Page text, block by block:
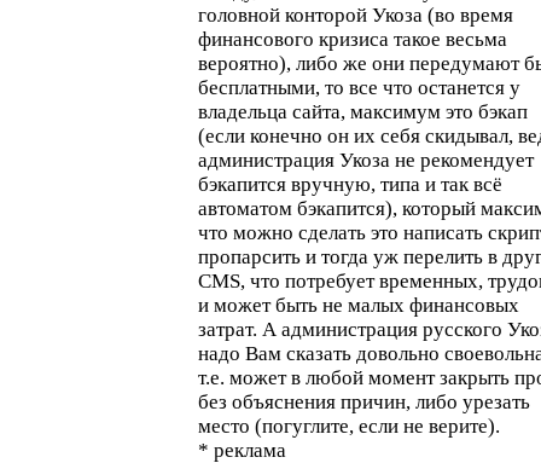
головной конторой Укоза (во время
финансового кризиса такое весьма
вероятно), либо же они передумают
бесплатными, то все что останется у
владельца сайта, максимум это бэкап
(если конечно он их себя скидывал,
администрация Укоза не рекомендует
бэкапится вручную, типа и так всё
автоматом бэкапится), который
что можно сделать это написать
пропарсить и тогда уж перелить в
CMS, что потребует временных,
и может быть не малых финансовых
затрат. А администрация русского
надо Вам сказать довольно
т.е. может в любой момент закрыть
без объяснения причин, либо урезать
место (погуглите, если не верите).
* реклама